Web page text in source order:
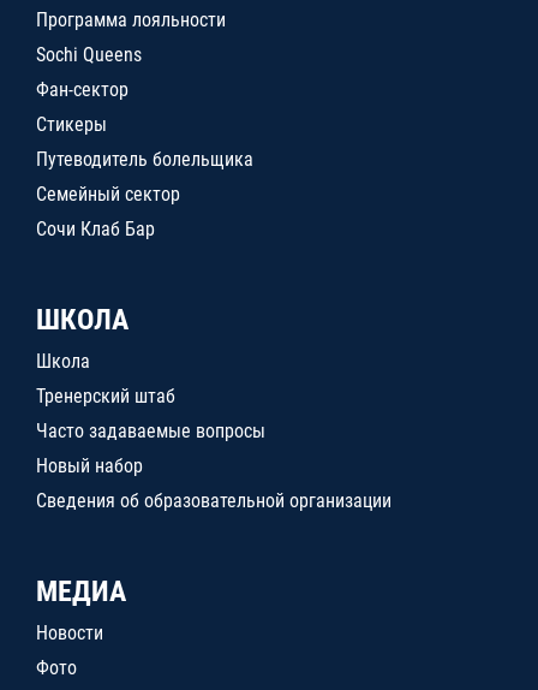
Программа лояльности
Sochi Queens
Фан-сектор
Стикеры
Путеводитель болельщика
Семейный сектор
Сочи Клаб Бар
ШКОЛА
Школа
Тренерский штаб
Часто задаваемые вопросы
Новый набор
Сведения об образовательной организации
МЕДИА
Новости
Фото